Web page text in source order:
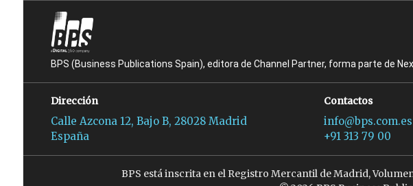
BPS (Business Publications Spain), editora de Channel Partner, forma parte de
Dirección
Calle Azcona 12, Bajo B, 28028 Madrid
España
Contactos
info@bps.com.es
+91 313 79 00
BPS está inscrita en el Registro Mercantil de Madrid,